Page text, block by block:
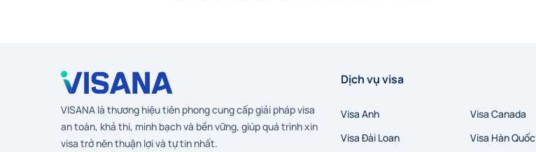
VISANA là thương hiệu tiên phong cung cấp giải pháp visa
an toàn, khả thi, minh bạch và bền vững, giúp quá trình xin
visa trở nên thuận lợi và tự tin nhất.
Dịch vụ visa
Visa Anh
Visa Canada
Visa Đài Loan
Visa Hàn Quốc